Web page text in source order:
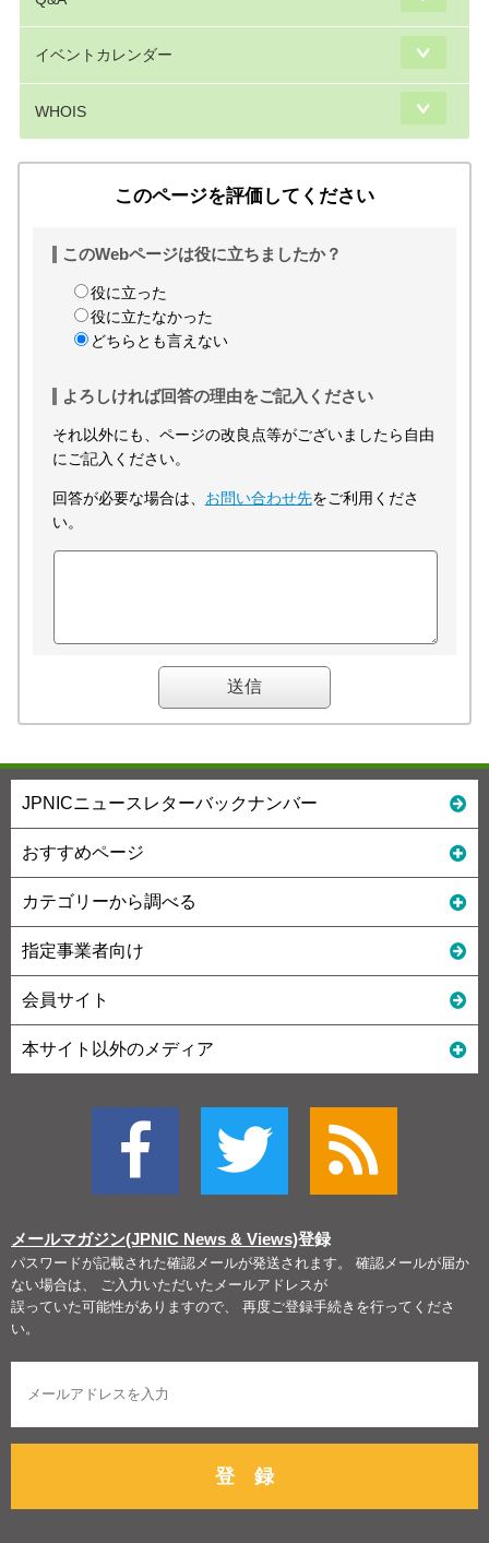
イベントカレンダー
WHOIS
このページを評価してください
このWebページは役に立ちましたか？
役に立った
役に立たなかった
どちらとも言えない
よろしければ回答の理由をご記入ください
それ以外にも、ページの改良点等がございましたら自由
にご記入ください。
回答が必要な場合は、 お問い合わせ先をご利用くださ
い。
JPNICニュースレターバックナンバー
おすすめページ
カテゴリーから調べる
指定事業者向け
会員サイト
本サイト以外のメディア
メールマガジン(JPNIC News & Views)登録
パスワードが記載された確認メールが発送されます。 確認メールが届か
ない場合は、 ご入力いただいたメールアドレスが
誤っていた可能性がありますので、 再度ご登録手続きを行ってくださ
い。
登 録